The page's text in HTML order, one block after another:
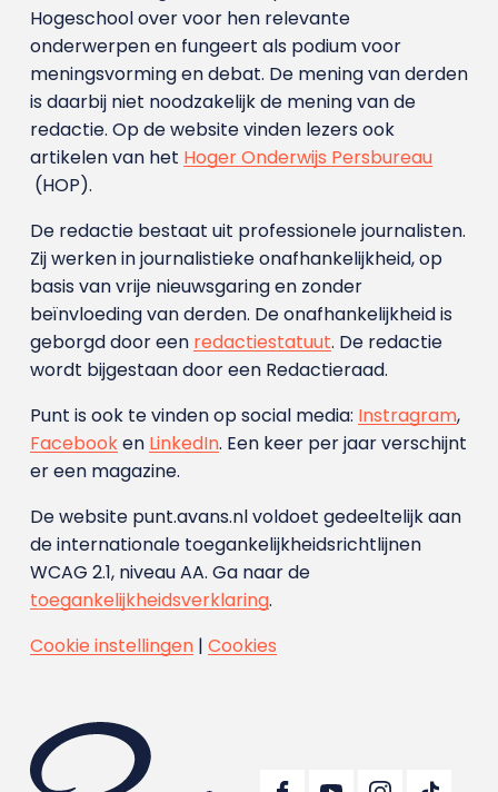
Hogeschool over voor hen relevante
onderwerpen en fungeert als podium voor
meningsvorming en debat. De mening van derden
is daarbij niet noodzakelijk de mening van de
redactie. Op de website vinden lezers ook
artikelen van het Hoger Onderwijs Persbureau
(HOP).
De redactie bestaat uit professionele journalisten.
Zij werken in journalistieke onafhankelijkheid, op
basis van vrije nieuwsgaring en zonder
beïnvloeding van derden. De onafhankelijkheid is
geborgd door een redactiestatuut. De redactie
wordt bijgestaan door een Redactieraad.
Punt is ook te vinden op social media: Instragram,
Facebooken LinkedIn. Een keer per jaar verschijnt
er een magazine.
De website punt.avans.nl voldoet gedeeltelijk aan
de internationale toegankelijkheidsrichtlijnen
WCAG 2.1, niveau AA. Ga naar de
toegankelijkheidsverklaring.
Cookie instellingen| Cookies